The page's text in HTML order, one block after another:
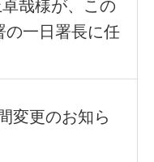
哉様が、この
の一日署長に任
変更のお知ら